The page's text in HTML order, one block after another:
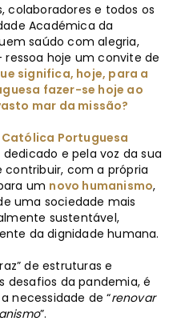
colaboradores e todos os
Académica da
saúdo com alegria,
hoje um convite de
significa, hoje, para a
fazer-se hoje ao
mar da missão?
Portuguesa
e pela voz da sua
com a própria
um novo humanismo,
uma sociedade mais
sustentável,
da dignidade humana.
de estruturas e
desafios da pandemia, é
necessidade de “renovar
”.